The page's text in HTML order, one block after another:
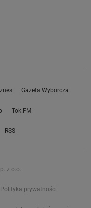
Gazeta Wyborcza
Tok.FM
RSS
z o.o.
Polityka prywatności